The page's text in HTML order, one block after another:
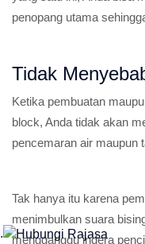
penopang utama
Tidak
Ketika pembuatan
block, Anda tidak akan
pencemaran air maupun
Tak hanya itu karena
menimbulkan suara
mengganggu indera
.